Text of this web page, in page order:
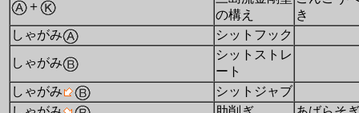
＋
の構え
き
しゃがみ
シットフック
しゃがみ
シットストレ
ート
しゃがみ
シットジャブ